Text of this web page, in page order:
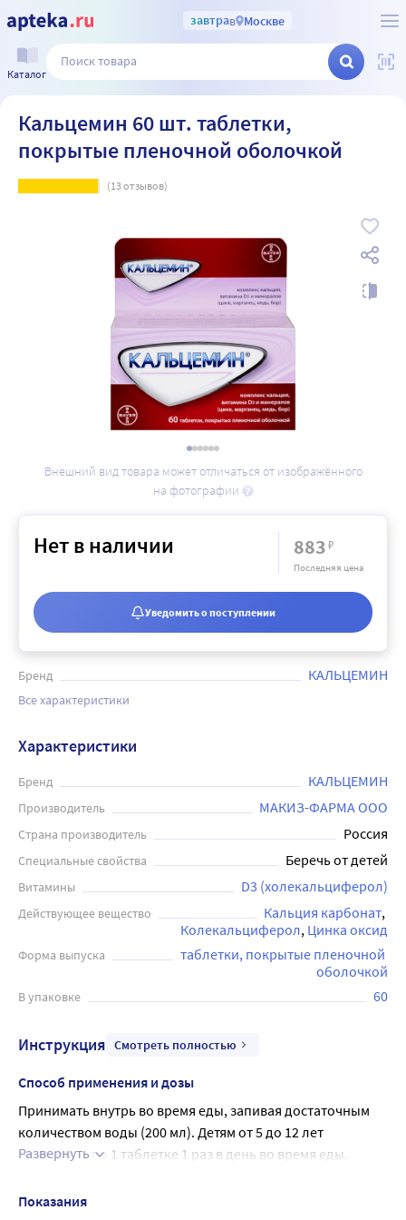
завтрав Москве
Каталог
Кальцемин 60 шт. таблетки,
покрытые пленочной оболочкой
(13отзывов)
Внешний вид товара может отличаться от изображённого
на фотографии
Бренд КАЛЬЦЕМИН
Все характеристики
Нет в наличии 883₽
Последняя цена
Уведомить о поступлении
Характеристики
Бренд КАЛЬЦЕМИН
Производитель МАКИЗ-ФАРМА ООО
Страна производитель Россия
Специальные свойства Беречь от детей
Витамины D3 (холекальциферол)
Действующее вещество
Кальция карбонат
Колекальциферол Цинка оксид
Форма выпуска
таблетки, покрытые пленочной
оболочкой
В упаковке 60
Инструкция Смотреть полностью
Способ применения и дозы
Принимать внутрь во время еды, запивая достаточным
количеством воды (200 мл). Детям от 5 до 12 лет
принимать по 1 таблетке 1 раз в день во время еды.
день во время еды.
Развернуть
Показания